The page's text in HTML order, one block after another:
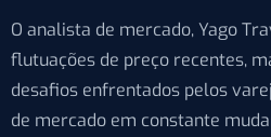
O analista de mercado, Yago
flutuações de preço recentes,
desafios enfrentados pelos
de mercado em constante